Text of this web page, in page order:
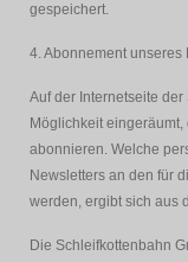
gespeichert.
4. Abonnement unseres
Auf der Internetseite
Möglichkeit
abonnieren. Welche
Newsletters an den für
werden, ergibt sich aus
Die Schleifkottenbahn